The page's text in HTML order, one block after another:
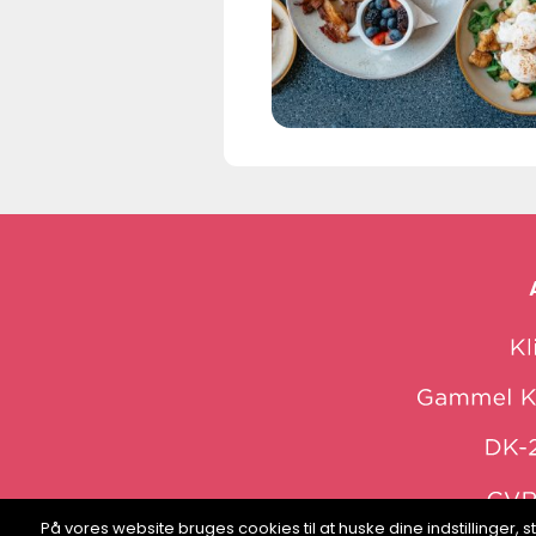
På vores website bruges cookies til at huske dine